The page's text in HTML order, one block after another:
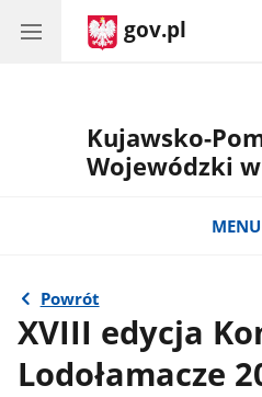
gov.pl
Kujawsko-
Wojewódzki
MENU
Powrót
XVIII edycja
Lodołamacze